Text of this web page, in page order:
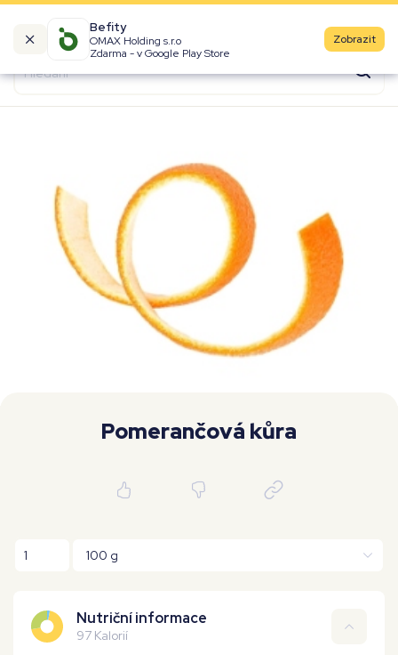
Befity
OMAX Holding s.r.o
Zdarma - v Google Play Store
Zobrazit
Kalorické tabulky
Značky
Fast Food
Aktivity
Denní aktivity
Pomerančová kůra
Nutriční informace
97 Kalorií